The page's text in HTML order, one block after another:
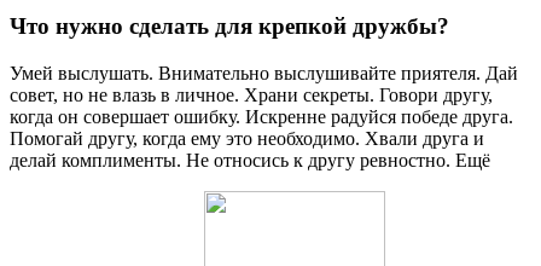
Что нужно сделать для крепкой дружбы?
Умей выслушать. Внимательно выслушивайте приятеля. Дай
совет, но не влазь в личное. Храни секреты. Говори другу,
когда он совершает ошибку. Искренне радуйся победе друга.
Помогай другу, когда ему это необходимо. Хвали друга и
делай комплименты. Не относись к другу ревностно. Ещё